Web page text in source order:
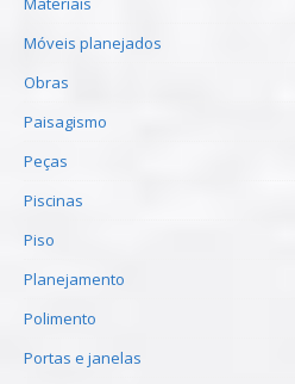
Móveis planejados
Obras
Paisagismo
Peças
Piscinas
Piso
Planejamento
Polimento
Portas e janelas